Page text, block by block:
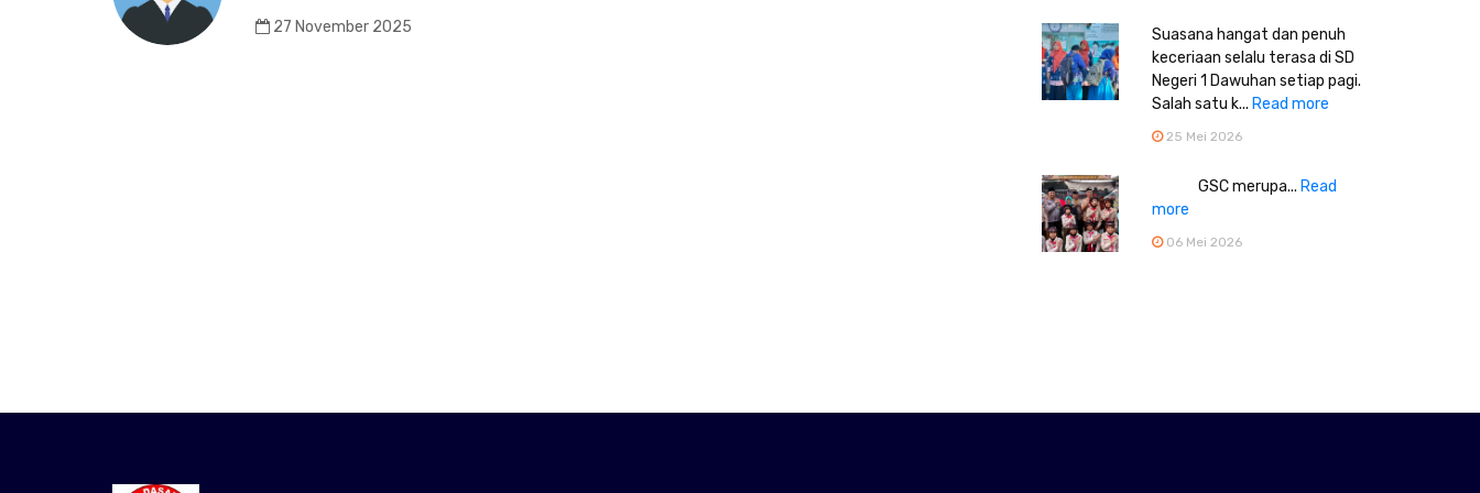
27 November 2025
Suasana hangat dan penuh
keceriaan selalu terasa di SD
Negeri 1 Dawuhan setiap pagi.
Salah satu k... Read more
25 Mei 2026
GSC merupa... Read
more
06 Mei 2026